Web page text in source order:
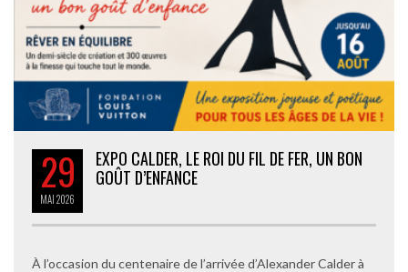
29
MAI2026
EXPO CALDER, LE ROI DU FIL DE FER, UN BON
GOÛT D’ENFANCE
À l’occasion du centenaire de l’arrivée d’Alexander Calder à